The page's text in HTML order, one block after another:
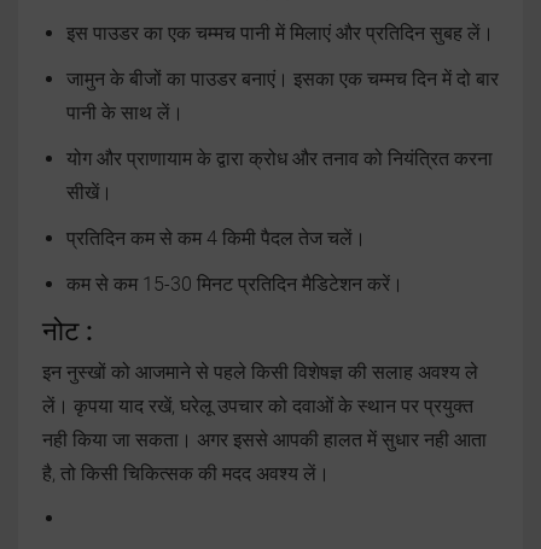
इस पाउडर का एक चम्मच पानी में मिलाएं और प्रतिदिन सुबह लें।
जामुन के बीजों का पाउडर बनाएं। इसका एक चम्मच दिन में दो बार
पानी के साथ लें।
योग और प्राणायाम के द्वारा क्रोध और तनाव को नियंत्रित करना
सीखें।
प्रतिदिन कम से कम 4 किमी पैदल तेज चलें।
कम से कम 15-30 मिनट प्रतिदिन मैडिटेशन करें।
नोट :
इन नुस्खों को आजमाने से पहले किसी विशेषज्ञ की सलाह अवश्य ले
लें। कृपया याद रखें, घरेलू उपचार को दवाओं के स्थान पर प्रयुक्त
नही किया जा सकता। अगर इससे आपकी हालत में सुधार नही आता
है, तो किसी चिकित्सक की मदद अवश्य लें।